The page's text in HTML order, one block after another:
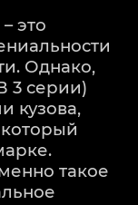
это
Однако,
3 серии)
кузова,
такое